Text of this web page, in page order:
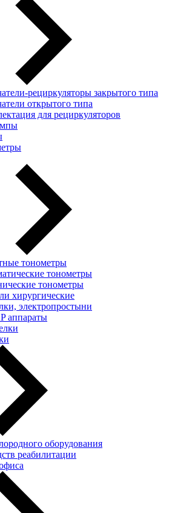
рециркуляторы закрытого типа
открытого типа
для рециркуляторов
тонометры
тонометры
тонометры
хирургические
электропростыни
аппараты
оборудования
реабилитации